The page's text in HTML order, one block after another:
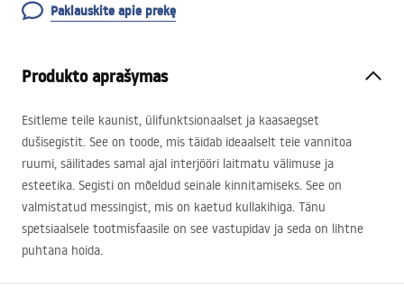
Paklauskite apie prekę
Produkto aprašymas
Esitleme teile kaunist, ülifunktsionaalset ja kaasaegset
dušisegistit. See on toode, mis täidab ideaalselt teie vannitoa
ruumi, säilitades samal ajal interjööri laitmatu välimuse ja
esteetika. Segisti on mõeldud seinale kinnitamiseks. See on
valmistatud messingist, mis on kaetud kullakihiga. Tänu
spetsiaalsele tootmisfaasile on see vastupidav ja seda on lihtne
puhtana hoida.